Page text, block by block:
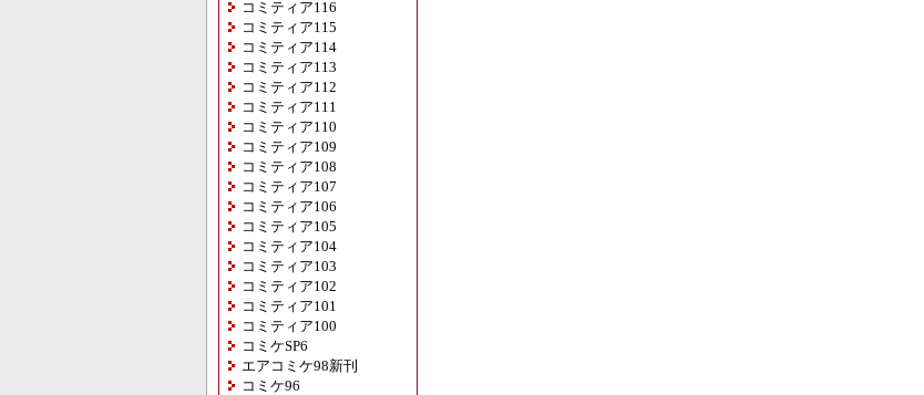
コミティア116
コミティア115
コミティア114
コミティア113
コミティア112
コミティア111
コミティア110
コミティア109
コミティア108
コミティア107
コミティア106
コミティア105
コミティア104
コミティア103
コミティア102
コミティア101
コミティア100
コミケSP6
エアコミケ98新刊
コミケ96